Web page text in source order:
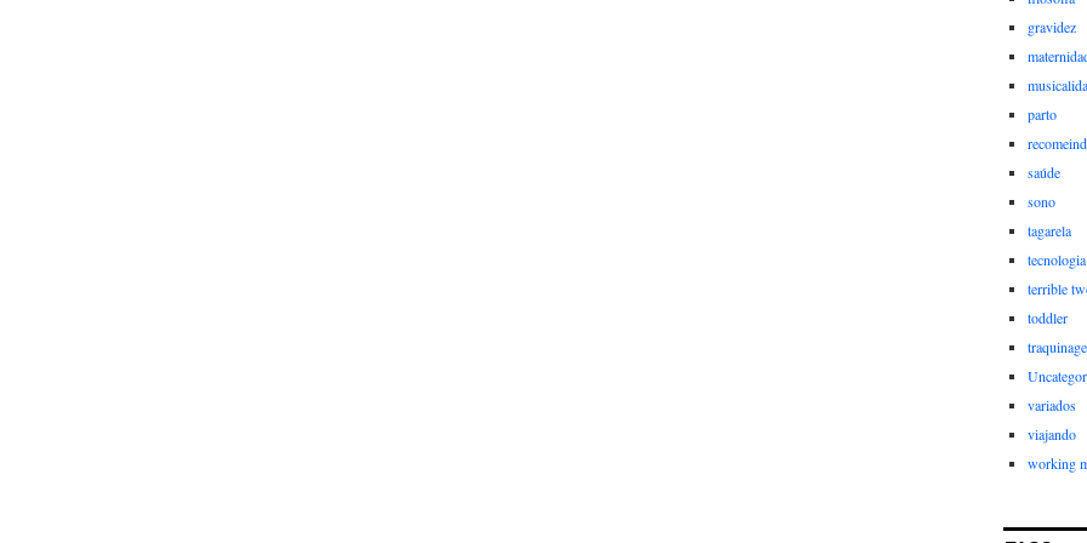
gravidez
parto
saúde
sono
tagarela
tecnologia
terrible
toddler
variados
viajando
working